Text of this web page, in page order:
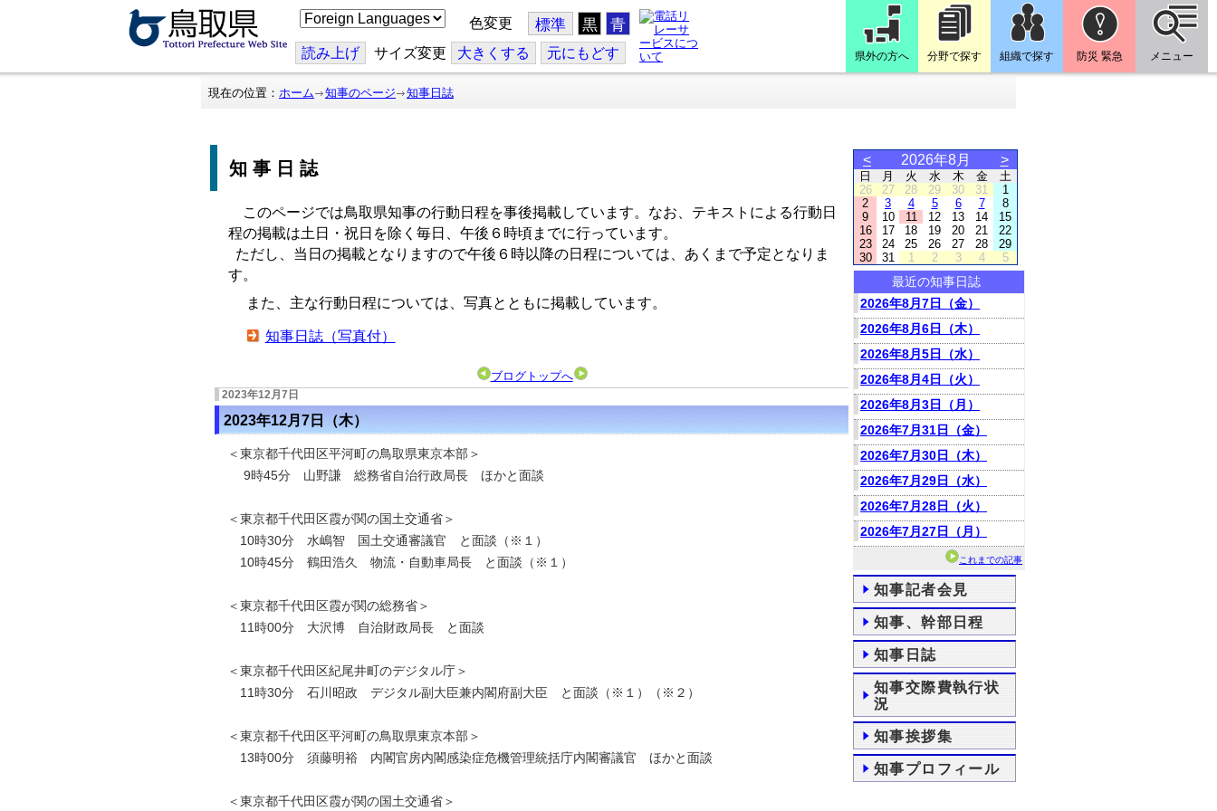
こ
の
ジ
を
翻
色変更 標準 黒 青
読み上げ サイズ変更 大きくする 元にもどす 県外の方へ 分野で探す 組織で探す 防災 緊急 メニュー
現在の位置： ホーム 知事のページ 知事日誌
知事日誌
このページでは鳥取県知事の行動日程を事後掲載しています。なお、テキストによる行動日
程の掲載は土日・祝日を除く毎日、午後６時頃までに行っています。
ただし、当日の掲載となりますので午後６時以降の日程については、あくまで予定となりま
す。
また、主な行動日程については、写真とともに掲載しています。
知事日誌（写真付）
ブログトップへ
2023年12月7日
2023年12月7日（木）
＜東京都千代田区平河町の鳥取県東京本部＞
9時45分 山野謙 総務省自治行政局長 ほかと面談
＜東京都千代田区霞が関の国土交通省＞
10時30分 水嶋智 国土交通審議官 と面談（※１）
10時45分 鶴田浩久 物流・自動車局長 と面談（※１）
＜東京都千代田区霞が関の総務省＞
11時00分 大沢博 自治財政局長 と面談
＜東京都千代田区紀尾井町のデジタル庁＞
11時30分 石川昭政 デジタル副大臣兼内閣府副大臣 と面談（※１）（※２）
＜東京都千代田区平河町の鳥取県東京本部＞
13時00分 須藤明裕 内閣官房内閣感染症危機管理統括庁内閣審議官 ほかと面談
＜東京都千代田区霞が関の国土交通省＞
< 2026年8月 >
日 月 火 水 木 金
土
26
27 28 29 30 31
1
2
3 4 5 6 7
8
9
10 11 12 13 14
15
16
17 18 19 20 21
22
23
24 25 26 27 28
29
30
31 1 2 3 4 5
最近の知事日誌
2026年8月7日（金）
2026年8月6日（木）
2026年8月5日（水）
2026年8月4日（火）
2026年8月3日（月）
2026年7月31日（金）
2026年7月30日（木）
2026年7月29日（水）
2026年7月28日（火）
2026年7月27日（月）
これまでの記事
知事記者会見
知事、幹部日程
知事日誌
知事交際費執行状
況
知事挨拶集
知事プロフィール